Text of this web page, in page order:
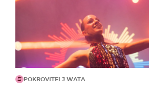
POKROVITELJ WATA